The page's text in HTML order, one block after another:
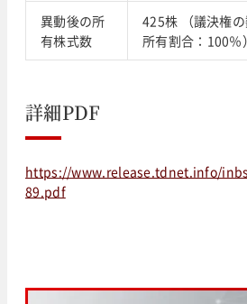
異動後の所
有株式数
425株 （議決権
所有割合：100％）
詳細PDF
https://www.release.tdnet.info/
89.pdf